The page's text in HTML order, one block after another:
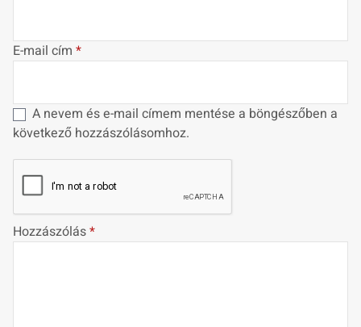
E-mail cím *
A nevem és e-mail címem mentése a böngészőben a
következő hozzászólásomhoz.
Hozzászólás*